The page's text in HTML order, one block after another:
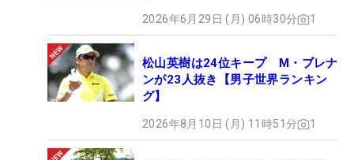
2026年6月29日 (月) 06時30分 1
松山英樹は24位キープ M・ブレナ
ンが23人抜き【男子世界ランキン
グ】
2026年8月10日 (月) 11時51分 1